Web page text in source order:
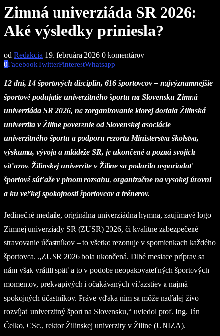
Zimná univerziáda SR 2026:
Aké výsledky priniesla?
od Redakcia 19. februára 2026 0 komentárov
0FacebookTwitterPinterestWhatsapp
12 dní, 14 športových disciplín, 616 športovcov – najvýznamnejšie
športové podujatie univerzitného športu na Slovensku Zimná
univerziáda SR 2026, na zorganizovanie ktorej dostala Žilinská
univerzita v Žiline poverenie od Slovenskej asociácie
univerzitného športu a podporu rezortu Ministerstva školstva,
výskumu, vývoja a mládeže SR, je ukončené a pozná svojich
víťazov. Žilinskej univerzite v Žiline sa podarilo usporiadať
športové súťaže v plnom rozsahu, organizačne na vysokej úrovni
a ku veľkej spokojnosti športovcov a trénerov.
Jedinečné medaile, originálna univerziádna hymna, zaujímavé logo
Zimnej univerziády SR (ZUSR) 2026, či kvalitne zabezpečené
stravovanie účastníkov – to všetko rezonuje v spomienkach každého
športovca. „ZUSR 2026 bola ukončená. Dlhé mesiace príprav sa
nám však vrátili späť a to v podobe neopakovateľných športových
momentov, prekvapivých i očakávaných víťazstiev a najmä
spokojných účastníkov. Práve vďaka nim sa môže naďalej živo
rozvíjať univerzitný šport na Slovensku,“ uviedol prof. Ing. Ján
Čelko, CSc., rektor Žilinskej univerzity v Žiline (UNIZA).